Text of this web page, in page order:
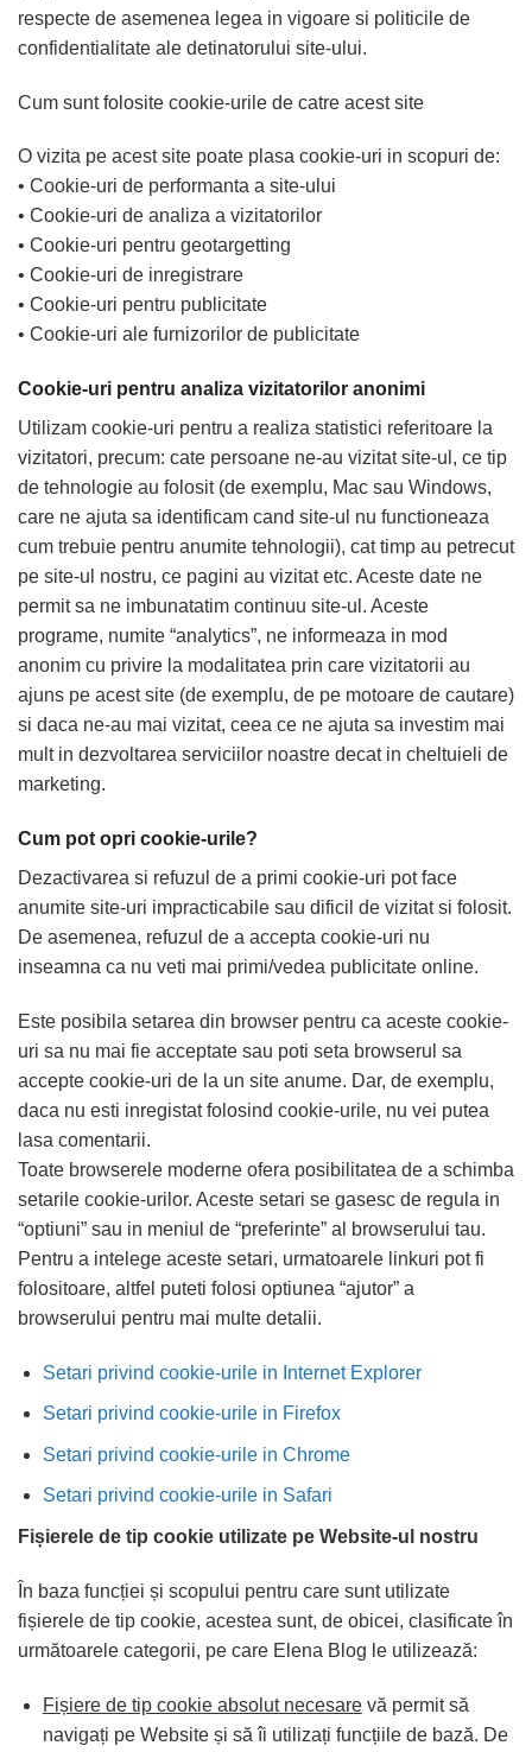
respecte de asemenea legea in vigoare si politicile de
confidentialitate ale detinatorului site-ului.
Cum sunt folosite cookie-urile de catre acest site
O vizita pe acest site poate plasa cookie-uri in scopuri de:
• Cookie-uri de performanta a site-ului
• Cookie-uri de analiza a vizitatorilor
• Cookie-uri pentru geotargetting
• Cookie-uri de inregistrare
• Cookie-uri pentru publicitate
• Cookie-uri ale furnizorilor de publicitate
Cookie-uri pentru analiza vizitatorilor anonimi
Utilizam cookie-uri pentru a realiza statistici referitoare la
vizitatori, precum: cate persoane ne-au vizitat site-ul, ce tip
de tehnologie au folosit (de exemplu, Mac sau Windows,
care ne ajuta sa identificam cand site-ul nu functioneaza
cum trebuie pentru anumite tehnologii), cat timp au petrecut
pe site-ul nostru, ce pagini au vizitat etc. Aceste date ne
permit sa ne imbunatatim continuu site-ul. Aceste
programe, numite “analytics”, ne informeaza in mod
anonim cu privire la modalitatea prin care vizitatorii au
ajuns pe acest site (de exemplu, de pe motoare de cautare)
si daca ne-au mai vizitat, ceea ce ne ajuta sa investim mai
mult in dezvoltarea serviciilor noastre decat in cheltuieli de
marketing.
Cum pot opri cookie-urile?
Dezactivarea si refuzul de a primi cookie-uri pot face
anumite site-uri impracticabile sau dificil de vizitat si folosit.
De asemenea, refuzul de a accepta cookie-uri nu
inseamna ca nu veti mai primi/vedea publicitate online.
Este posibila setarea din browser pentru ca aceste cookie-
uri sa nu mai fie acceptate sau poti seta browserul sa
accepte cookie-uri de la un site anume. Dar, de exemplu,
daca nu esti inregistat folosind cookie-urile, nu vei putea
lasa comentarii.
Toate browserele moderne ofera posibilitatea de a schimba
setarile cookie-urilor. Aceste setari se gasesc de regula in
“optiuni” sau in meniul de “preferinte” al browserului tau.
Pentru a intelege aceste setari, urmatoarele linkuri pot fi
folositoare, altfel puteti folosi optiunea “ajutor” a
browserului pentru mai multe detalii.
Setari privind cookie-urile in Internet Explorer
Setari privind cookie-urile in Firefox
Setari privind cookie-urile in Chrome
Setari privind cookie-urile in Safari
Fișierele de tip cookie utilizate pe Website-ul nostru
În baza funcției și scopului pentru care sunt utilizate
fișierele de tip cookie, acestea sunt, de obicei, clasificate în
următoarele categorii, pe care Elena Blog le utilizează:
Fișiere de tip cookie absolut necesarevă permit să
navigați pe Website și să îi utilizați funcțiile de bază. De